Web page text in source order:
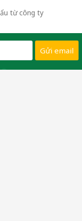
từ công ty
Gửi email